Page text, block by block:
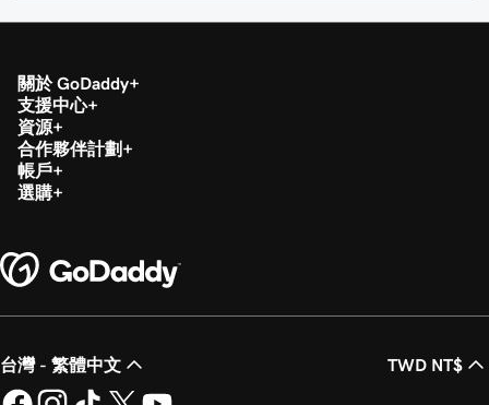
關於 GoDaddy
支援中心
資源
合作夥伴計劃
帳戶
選購
台灣 - 繁體中文 TWD NT$